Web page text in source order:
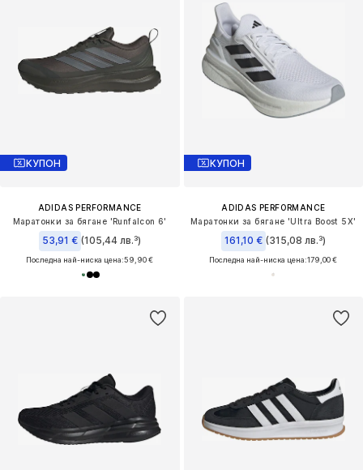
КУПОН
ADIDAS PERFORMANCE
Маратонки за бягане 'Runfalcon 6'
53,91 € (105,44 лв.³)
Последна най-ниска цена:59,90 €
КУПОН
ADIDAS PERFORMANCE
Маратонки за бягане 'Ultra Boost 5X'
161,10 € (315,08 лв.³)
Последна най-ниска цена:179,00 €